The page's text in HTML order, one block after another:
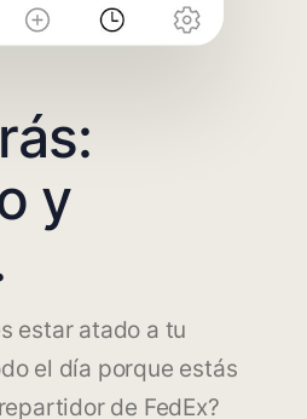
y
estar atado a tu
el día porque estás
de FedEx?